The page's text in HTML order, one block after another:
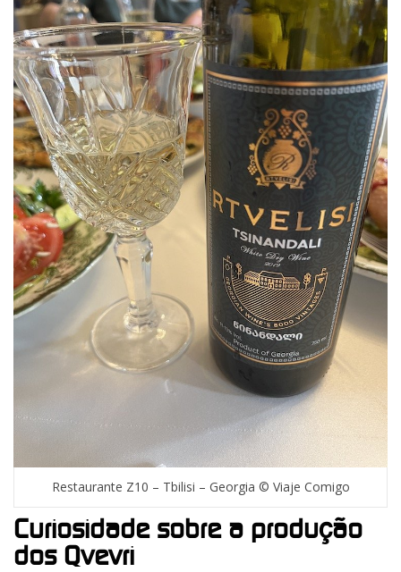
Restaurante Z10 – Tbilisi – Georgia © Viaje Comigo
Curiosidade sobre a produção
dos Qvevri